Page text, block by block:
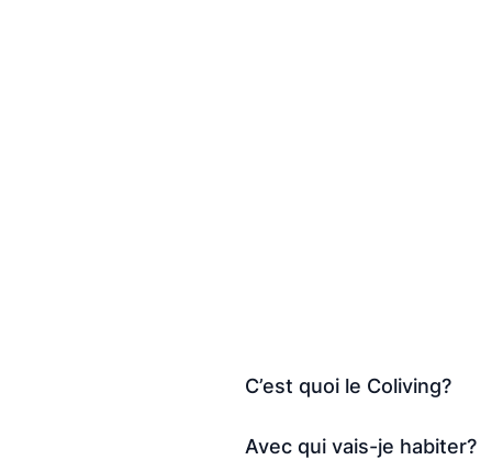
C’est quoi le Coliving?
Avec qui vais-je habiter?